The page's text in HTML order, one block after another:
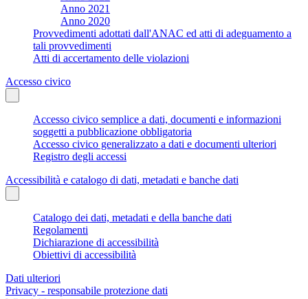
Anno 2021
Anno 2020
Provvedimenti adottati dall'ANAC ed atti di adeguamento a
tali provvedimenti
Atti di accertamento delle violazioni
Accesso civico
Accesso civico semplice a dati, documenti e informazioni
soggetti a pubblicazione obbligatoria
Accesso civico generalizzato a dati e documenti ulteriori
Registro degli accessi
Accessibilità e catalogo di dati, metadati e banche dati
Catalogo dei dati, metadati e della banche dati
Regolamenti
Dichiarazione di accessibilità
Obiettivi di accessibilità
Dati ulteriori
Privacy - responsabile protezione dati